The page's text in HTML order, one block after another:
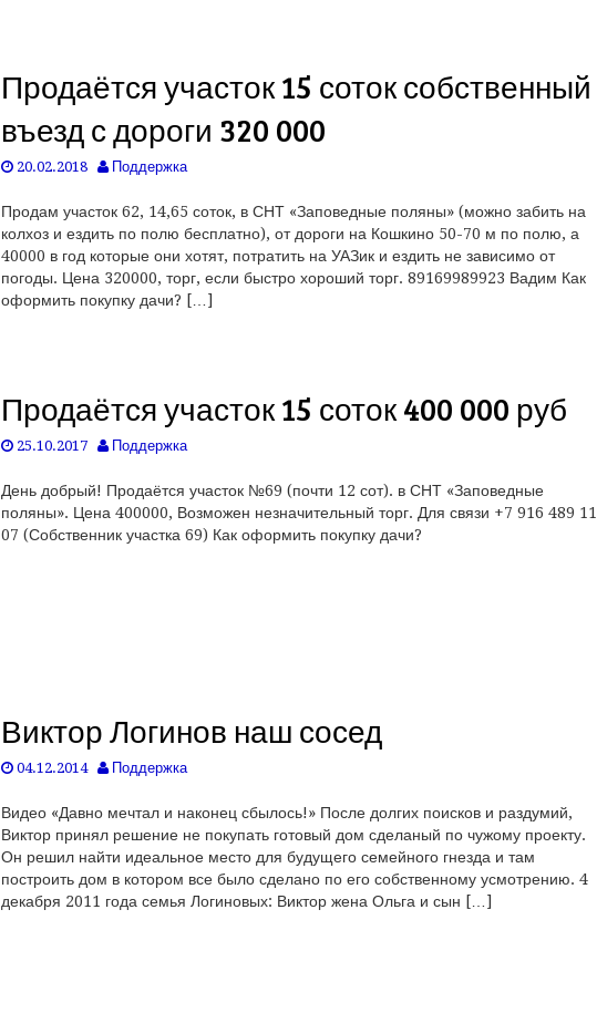
Продаётся участок 15 соток собственный
въезд с дороги 320 000
20.02.2018 Поддержка
Продам участок 62, 14,65 соток, в СНТ «Заповедные поляны» (можно забить на
колхоз и ездить по полю бесплатно), от дороги на Кошкино 50-70 м по полю, а
40000 в год которые они хотят, потратить на УАЗик и ездить не зависимо от
погоды. Цена 320000, торг, если быстро хороший торг. 89169989923 Вадим Как
оформить покупку дачи? […]
Продаётся участок 15 соток 400 000 руб
25.10.2017 Поддержка
День добрый! Продаётся участок №69 (почти 12 сот). в СНТ «Заповедные
поляны». Цена 400000, Возможен незначительный торг. Для связи +7 916 489 11
07 (Собственник участка 69) Как оформить покупку дачи?
Виктор Логинов наш сосед
04.12.2014 Поддержка
Видео «Давно мечтал и наконец сбылось!» После долгих поисков и раздумий,
Виктор принял решение не покупать готовый дом сделаный по чужому проекту.
Он решил найти идеальное место для будущего семейного гнезда и там
построить дом в котором все было сделано по его собственному усмотрению. 4
декабря 2011 года семья Логиновых: Виктор жена Ольга и сын […]